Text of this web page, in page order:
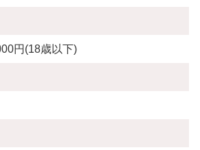
円(18歳以下)